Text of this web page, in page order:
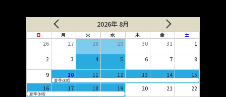
2026年 8月
日 月 火 水 木 金 土
26 27 28 29 30 31 1
2 3 4 5 6 7 8
9 10 11 12 13 14 15
夏季休暇
16 17 18 19 20 21 22
夏季休暇